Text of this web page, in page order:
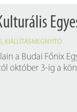
, KIÁLLÍTÁSMEGNYITÓ
a Budai Főnix
október 3-ig a